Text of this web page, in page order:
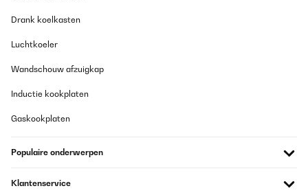
Drank koelkasten
Luchtkoeler
Wandschouw afzuigkap
Inductie kookplaten
Gaskookplaten
Populaire onderwerpen
Klantenservice